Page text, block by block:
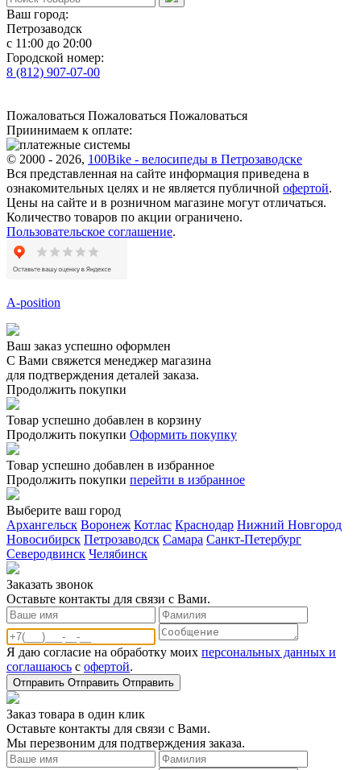
Ваш город:
Петрозаводск
с 11:00 до 20:00
Городской номер:
8 (812) 907-07-00
Пожаловаться Пожаловаться Пожаловаться
Приинимаем к оплате:
© 2000 - 2026, 100Bike - велосипеды в Петрозаводске
Вся представленная на сайте информация приведена в
ознакомительных целях и не является публичной офертой.
Цены на сайте и в розничном магазине могут отличаться.
Количество товаров по акции ограничено.
Пользовательское соглашение.
A-position
Ваш заказ успешно оформлен
С Вами свяжется менеджер магазина
для подтверждения деталей заказа.
Продолжить покупки
Товар успешно добавлен в корзину
Продолжить покупки Оформить покупку
Товар успешно добавлен в избранное
Продолжить покупки перейти в избранное
Выберите ваш город
Архангельск Воронеж Котлас Краснодар Нижний Новгород
Новосибирск Петрозаводск Самара Санкт-Петербург
Северодвинск Челябинск
Заказать звонoк
Оставьте контакты для связи с Вами.
Я даю согласие на обработку моих персональных данных и
соглашаюсь с офертой.
Отправить Отправить Отправить
Заказ товара в один клик
Оставьте контакты для связи с Вами.
Мы перезвоним для подтверждения заказа.